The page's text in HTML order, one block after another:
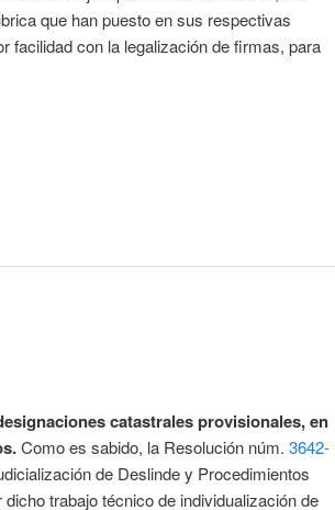
que han puesto en sus respectivas
facilidad con la legalización de firmas, para
catastrales provisionales, en
.Como es sabido, la Resolución núm. 3642-
de Deslinde y Procedimientos
trabajo técnico de individualización de